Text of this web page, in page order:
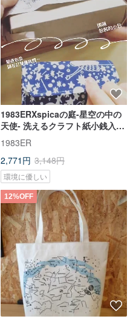
1983ERXspicaの庭-星空の中の
天使- 洗えるクラフト紙小銭入れ/
超軽量
1983ER
2,771円 3,148円
環境に優しい
12%OFF